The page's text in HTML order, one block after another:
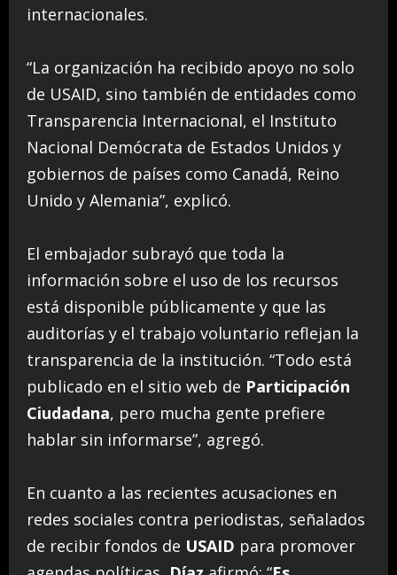
internacionales.
“La organización ha recibido apoyo no solo
de USAID, sino también de entidades como
Transparencia Internacional, el Instituto
Nacional Demócrata de Estados Unidos y
gobiernos de países como Canadá, Reino
Unido y Alemania”, explicó.
El embajador subrayó que toda la
información sobre el uso de los recursos
está disponible públicamente y que las
auditorías y el trabajo voluntario reflejan la
transparencia de la institución. “Todo está
publicado en el sitio web de Participación
Ciudadana, pero mucha gente prefiere
hablar sin informarse”, agregó.
En cuanto a las recientes acusaciones en
redes sociales contra periodistas, señalados
de recibir fondos de USAID para promover